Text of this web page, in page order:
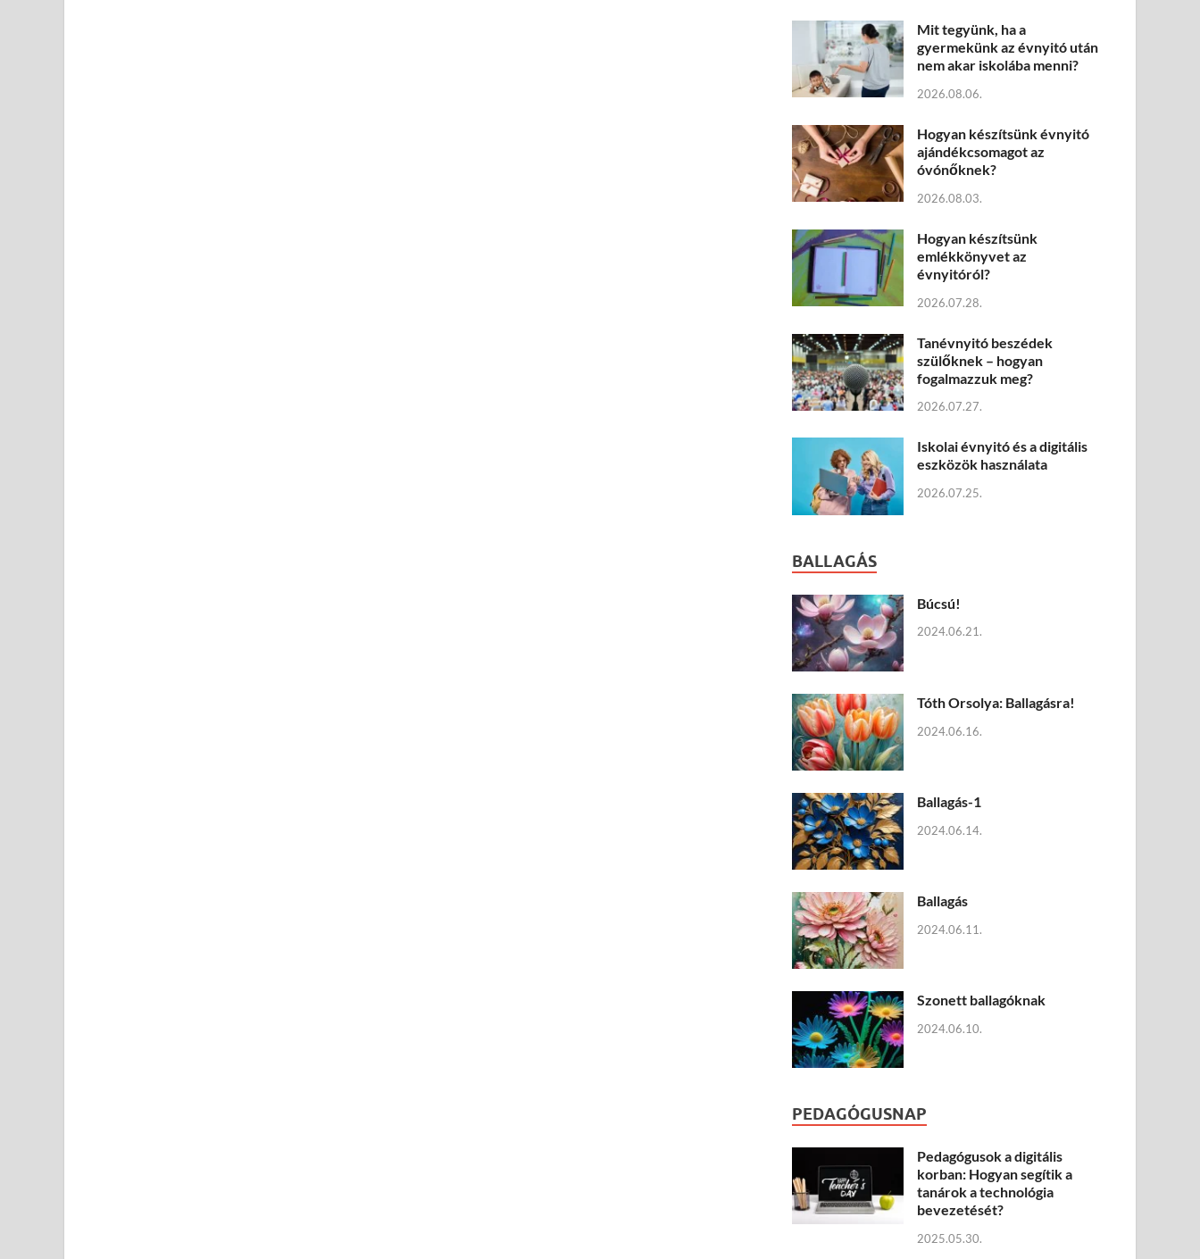
Mit tegyünk, ha a
gyermekünk az évnyitó után
nem akar iskolába menni?
2026.08.06.
Hogyan készítsünk évnyitó
ajándékcsomagot az
óvónőknek?
2026.08.03.
Hogyan készítsünk
emlékkönyvet az
évnyitóról?
2026.07.28.
Tanévnyitó beszédek
szülőknek – hogyan
fogalmazzuk meg?
2026.07.27.
Iskolai évnyitó és a digitális
eszközök használata
2026.07.25.
BALLAGÁS
Búcsú!
2024.06.21.
Tóth Orsolya: Ballagásra!
2024.06.16.
Ballagás-1
2024.06.14.
Ballagás
2024.06.11.
Szonett ballagóknak
2024.06.10.
PEDAGÓGUSNAP
Pedagógusok a digitális
korban: Hogyan segítik a
tanárok a technológia
bevezetését?
2025.05.30.